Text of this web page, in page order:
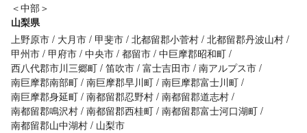
＜中部＞
山梨県
上野原市
大月市 甲斐市 北都留郡小菅村 北都留郡丹波山村
甲州市
甲府市 中央市 都留市 中巨摩郡昭和町
西八代郡市川三郷町 笛吹市 富士吉田市 南アルプス市
南巨摩郡南部町 南巨摩郡早川町 南巨摩郡富士川町
南巨摩郡身延町 南都留郡忍野村 南都留郡道志村
南都留郡鳴沢村 南都留郡西桂町 南都留郡富士河口湖町
南都留郡山中湖村
山梨市